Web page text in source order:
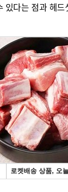
다는 점과 헤